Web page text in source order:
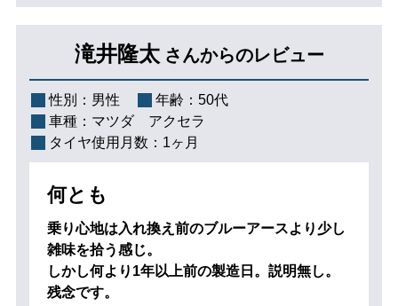
滝井隆太 さんからのレビュー
性別： 男性 年齢： 50代
車種： マツダ アクセラ
タイヤ使用月数： 1ヶ月
何とも
乗り心地は入れ換え前のブルーアースより少し
雑味を拾う感じ。
しかし何より1年以上前の製造日。説明無し。
残念です。